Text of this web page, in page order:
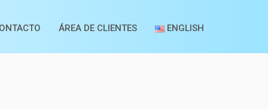
ÁREA DE CLIENTES ENGLISH